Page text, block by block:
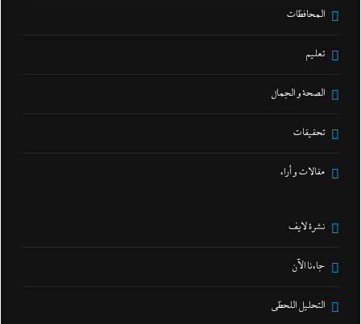
المحافظات
تعليم
الصحة و الجمال
تحقيقات
مقالات و أراء
نشرة لايف
جاءنا الآن
التحليل اللحظي